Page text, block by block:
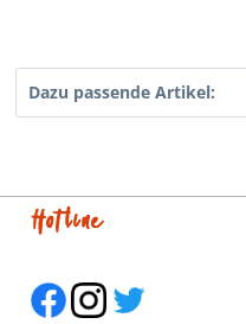
Dazu passende Artikel:
Hotline